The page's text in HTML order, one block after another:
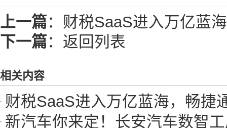
上一篇： 财税SaaS进入万亿蓝
下一篇： 返回列表
相关内容
财税SaaS进入万亿蓝海，畅捷
新汽车你来定！长安汽车数智工厂重构